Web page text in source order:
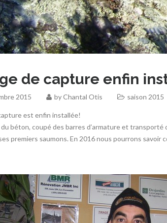
de capture enfin
2015 byChantal Otis saison 2015
est enfin installée!
béton, coupé des barres d’armature et
premiers saumons. En 2016 nous pourrons savoir